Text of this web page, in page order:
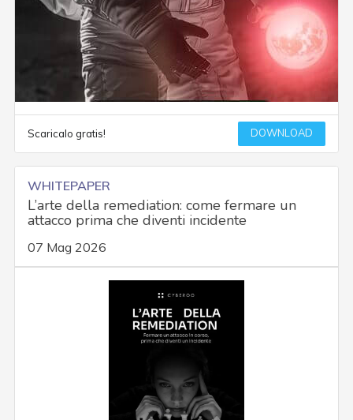
Scaricalo gratis! DOWNLOAD
WHITEPAPER
L’arte della remediation: come fermare un
attacco prima che diventi incidente
07 Mag 2026